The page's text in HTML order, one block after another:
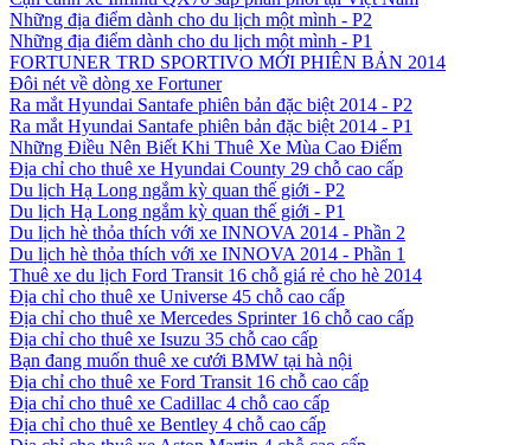
Những địa điểm dành cho du lịch một mình - P2
Những địa điểm dành cho du lịch một mình - P1
FORTUNER TRD SPORTIVO MỚI PHIÊN BẢN 2014
Đôi nét về dòng xe Fortuner
Ra mắt Hyundai Santafe phiên bản đặc biệt 2014 - P2
Ra mắt Hyundai Santafe phiên bản đặc biệt 2014 - P1
Những Điều Nên Biết Khi Thuê Xe Mùa Cao Điểm
Địa chỉ cho thuê xe Hyundai County 29 chỗ cao cấp
Du lịch Hạ Long ngắm kỳ quan thế giới - P2
Du lịch Hạ Long ngắm kỳ quan thế giới - P1
Du lịch hè thỏa thích với xe INNOVA 2014 - Phần 2
Du lịch hè thỏa thích với xe INNOVA 2014 - Phần 1
Thuê xe du lịch Ford Transit 16 chỗ giá rẻ cho hè 2014
Địa chỉ cho thuê xe Universe 45 chỗ cao cấp
Địa chỉ cho thuê xe Mercedes Sprinter 16 chỗ cao cấp
Địa chỉ cho thuê xe Isuzu 35 chỗ cao cấp
Bạn đang muốn thuê xe cưới BMW tại hà nội
Địa chỉ cho thuê xe Ford Transit 16 chỗ cao cấp
Địa chỉ cho thuê xe Cadillac 4 chỗ cao cấp
Địa chỉ cho thuê xe Bentley 4 chỗ cao cấp